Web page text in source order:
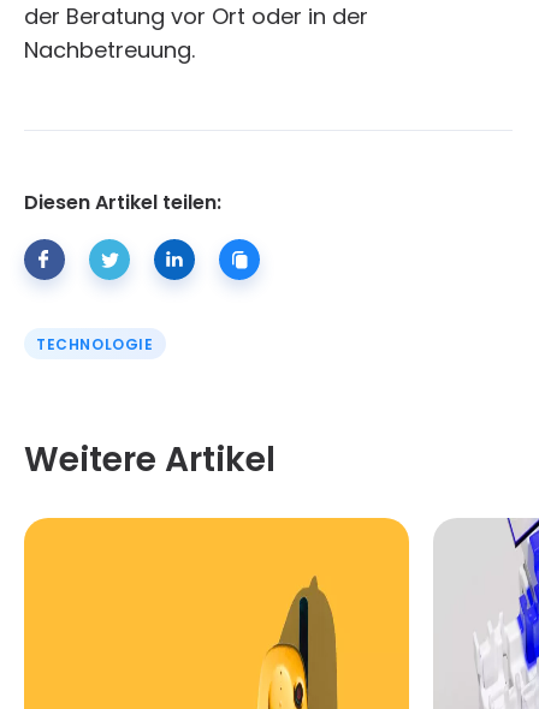
der Beratung vor Ort oder in der
Nachbetreuung.
Diesen Artikel teilen:
TECHNOLOGIE
Weitere Artikel